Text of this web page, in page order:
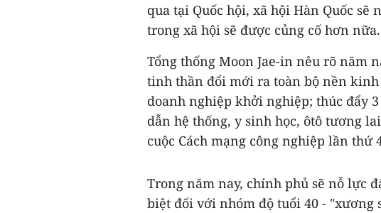
qua tại Quốc hội, xã hội Hàn Quốc
trong xã hội sẽ được củng cố hơn nữa.
Tổng thống Moon Jae-in nêu rõ năm
tinh thần đổi mới ra toàn bộ nền
doanh nghiệp khởi nghiệp; thúc đẩy
dẫn hệ thống, y sinh học, ôtô tương
cuộc Cách mạng công nghiệp lần thứ
Trong năm nay, chính phủ sẽ nỗ lực
biệt đối với nhóm độ tuổi 40 - "xương